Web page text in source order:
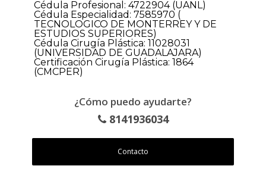
Cédula Profesional: 4722904 (UANL)
Cédula Especialidad: 7585970 (
TECNOLOGICO DE MONTERREY Y DE
ESTUDIOS SUPERIORES)
Cédula Cirugía Plástica: 11028031
(UNIVERSIDAD DE GUADALAJARA)
Certificación Cirugía Plástica: 1864
(CMCPER)
¿Cómo puedo ayudarte?
8141936034
Contacto